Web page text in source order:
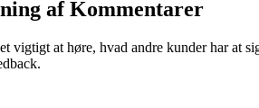
af Kommentarer
at høre, hvad andre kunder har at